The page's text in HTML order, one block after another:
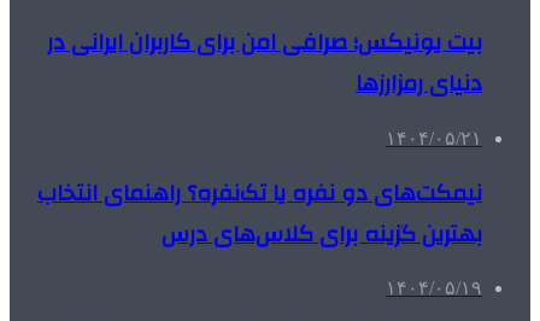
بیت یونیکس؛ صرافی امن برای کاربران ایرانی در
دنیای رمزارزها
۱۴۰۴/۰۵/۲۱
نیمکت‌های دو نفره یا تک‌نفره؟ راهنمای انتخاب
بهترین گزینه برای کلاس‌های درس
۱۴۰۴/۰۵/۱۹